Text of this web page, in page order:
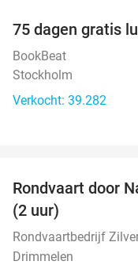
75 dagen gratis
BookBeat
Stockholm
Verkocht: 39.282
Rondvaart door
(2 uur)
Rondvaartbedrijf
Drimmelen